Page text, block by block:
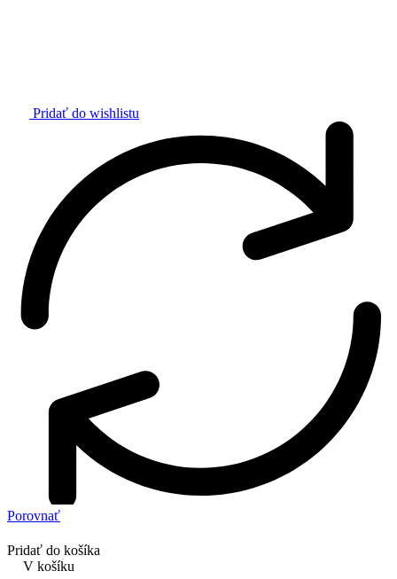
Pridať do wishlistu
Porovnať
Pridať do košíka
V košíku